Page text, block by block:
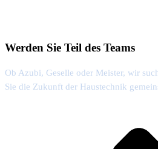
Werden Sie Teil des Teams
Ob Azubi, Geselle oder Meister, wir
Sie die Zukunft der Haustechnik